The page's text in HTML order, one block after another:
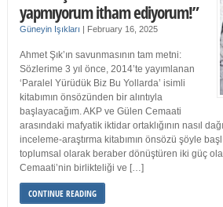
yapmıyorum itham ediyorum!”
Güneyin Işıkları | February 16, 2025
Ahmet Şık’ın savunmasının tam metni:
Sözlerime 3 yıl önce, 2014’te yayımlanan
‘Paralel Yürüdük Biz Bu Yollarda’ isimli
kitabımın önsözünden bir alıntıyla
başlayacağım. AKP ve Gülen Cemaati
arasındaki mafyatik iktidar ortaklığının nasıl
inceleme-araştırma kitabımın önsözü şöyle
toplumsal olarak beraber dönüştüren iki güç
Cemaati’nin birlikteliği ve […]
CONTINUE READING